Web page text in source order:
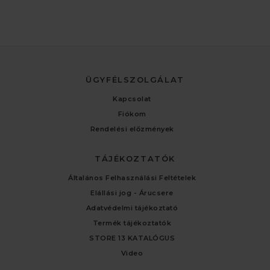
ÜGYFÉLSZOLGÁLAT
Kapcsolat
Fiókom
Rendelési előzmények
TÁJÉKOZTATÓK
Általános Felhasználási Feltételek
Elállási jog - Árucsere
Adatvédelmi tájékoztató
Termék tájékoztatók
STORE 13 KATALÓGUS
Video